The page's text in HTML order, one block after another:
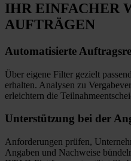
IHR EINFACHER
AUFTRÄGEN
Automatisierte
Über eigene Filter gezielt
erhalten. Analysen zu
erleichtern die
Unterstützung bei der
Anforderungen prüfen,
Angaben und Nachweise